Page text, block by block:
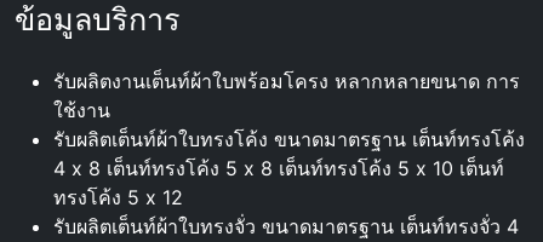
ข้อมูลบริการ
รับผลิตงานเต็นท์ผ้าใบพร้อมโครง หลากหลายขนาด การ
ใช้งาน
รับผลิตเต็นท์ผ้าใบทรงโค้ง ขนาดมาตรฐาน เต็นท์ทรงโค้ง
4 x 8 เต็นท์ทรงโค้ง 5 x 8 เต็นท์ทรงโค้ง 5 x 10 เต็นท์
ทรงโค้ง 5 x 12
รับผลิตเต็นท์ผ้าใบทรงจั่ว ขนาดมาตรฐาน เต็นท์ทรงจั่ว 4